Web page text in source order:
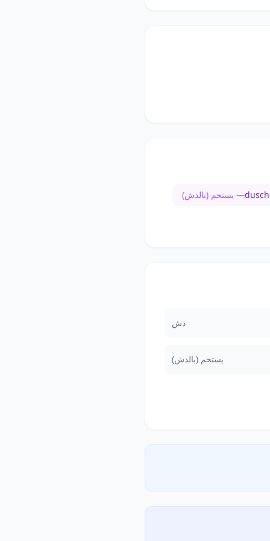
— يستحم (بالدش)
دش
يستحم (بالدش)